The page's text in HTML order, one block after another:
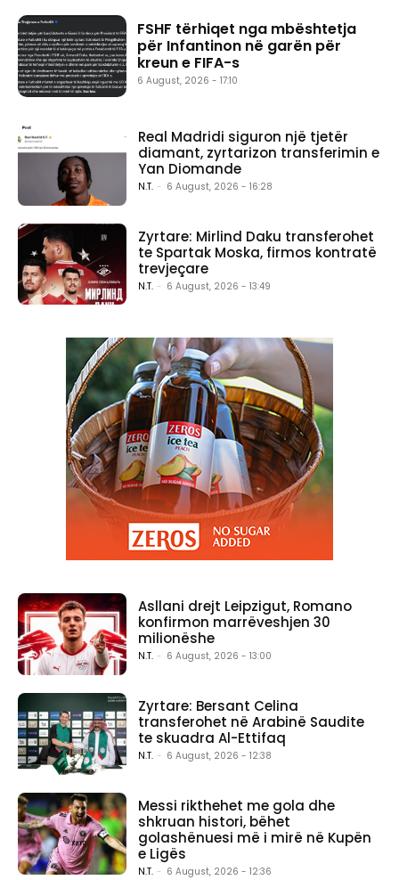
FSHF tërhiqet nga mbështetja
për Infantinon në garën për
kreun e FIFA-s
6 August, 2026 - 17:10
Real Madridi siguron një tjetër
diamant, zyrtarizon transferimin e
Yan Diomande
N.T. - 6 August, 2026 - 16:28
Zyrtare: Mirlind Daku transferohet
te Spartak Moska, firmos kontratë
trevjeçare
N.T. - 6 August, 2026 - 13:49
Asllani drejt Leipzigut, Romano
konfirmon marrëveshjen 30
milionëshe
N.T. - 6 August, 2026 - 13:00
Zyrtare: Bersant Celina
transferohet në Arabinë Saudite
te skuadra Al-Ettifaq
N.T. - 6 August, 2026 - 12:38
Messi rikthehet me gola dhe
shkruan histori, bëhet
golashënuesi më i mirë në Kupën
e Ligës
N.T. - 6 August, 2026 - 12:36